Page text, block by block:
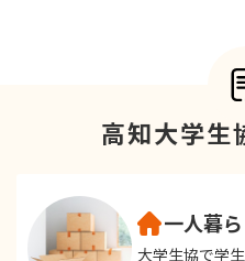
高知大学生
一人暮
大学生協で学